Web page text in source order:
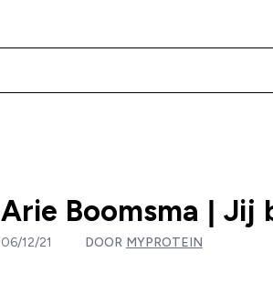
Arie Boomsma | Jij
06/12/21 DOOR MYPROTEIN